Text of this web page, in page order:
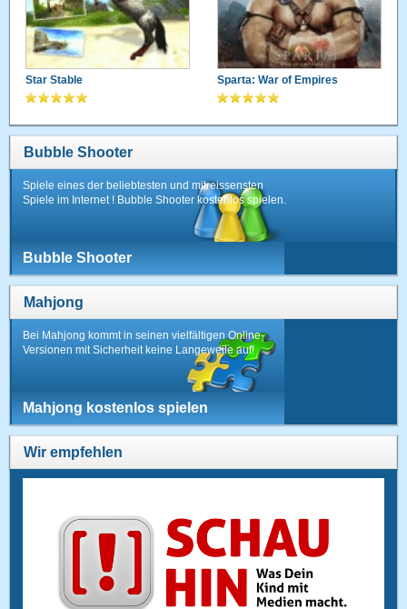
Star Stable Sparta: War of Empires
Bubble Shooter
Spiele eines der beliebtesten und mitreissensten
Spiele im Internet ! Bubble Shooter kostenlos spielen.
Bubble Shooter
Mahjong
Bei Mahjong kommt in seinen vielfältigen Online-
Versionen mit Sicherheit keine Langeweile auf!
Mahjong kostenlos spielen
Wir empfehlen